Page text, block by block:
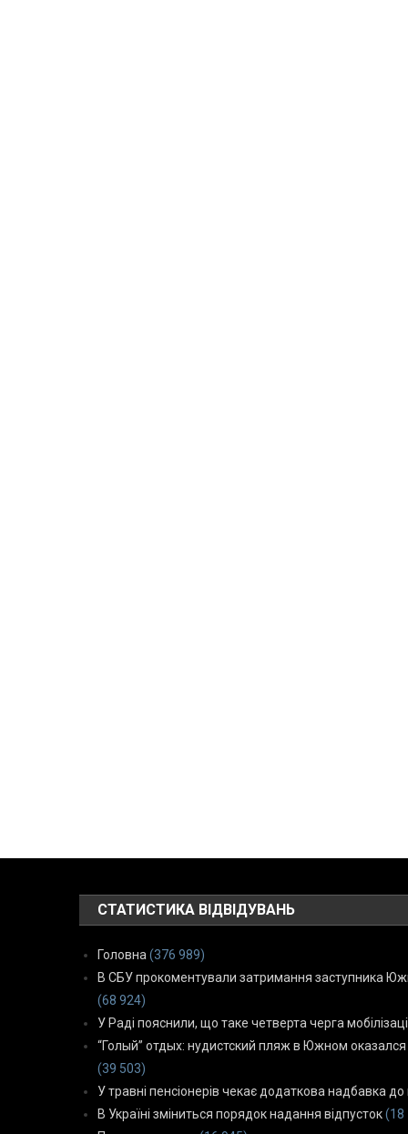
СТАТИСТИКА ВІДВІДУВАНЬ
Головна (376 989)
В СБУ прокоментували затримання заступника
(68 924)
У Раді пояснили, що таке четверта черга
“Голый” отдых: нудистский пляж в Южном
(39 503)
У травні пенсіонерів чекає додаткова надбавка до
В Україні зміниться порядок надання відпусток (18